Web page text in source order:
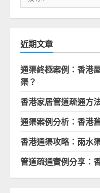
尋
關
字:
近期文章
通渠終極案例：香港
渠？
香港家居管道疏通方
通渠案例分析：香港
香港通渠攻略：雨水
管道疏通實例分享：